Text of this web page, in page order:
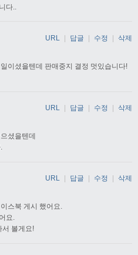
다..
이셨을텐데 판매중지 결정 멋있습니다!
URL | 답글 | 수정 | 삭제
셨을텐데
URL 답글 수정 삭제
스북 게시 했어요.
요.
서 볼게요!
URL 답글 수정 삭제